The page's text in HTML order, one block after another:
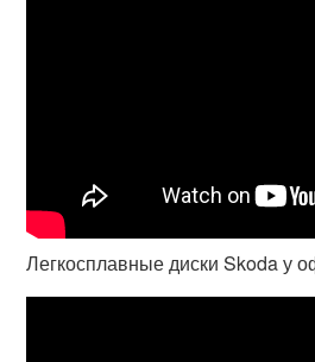
Легкосплавные диски Skoda у